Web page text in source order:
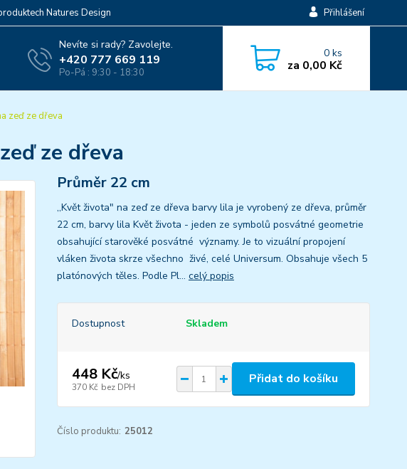
Natures Design Přihlášení
Nevíte si rady? Zavolejte.
+420 777 669 119
Po-Pá : 9:30 - 18:30
0ks
za 0,00 Kč
zeď ze dřeva
ze dřeva
Průměr 22 cm
,,Květ života" na zeď ze dřeva barvy lila je vyrobený ze dřeva, průměr
22 cm, barvy lila Květ života - jeden ze symbolů posvátné geometrie
obsahující starověké posvátné významy. Je to vizuální propojení
vláken života skrze všechno živé, celé Universum. Obsahuje všech 5
platónových těles. Podle Pl... celý popis
Dostupnost Skladem
448 Kč/ks
370 Kč bez DPH
Přidat do košíku
Číslo produktu: 25012